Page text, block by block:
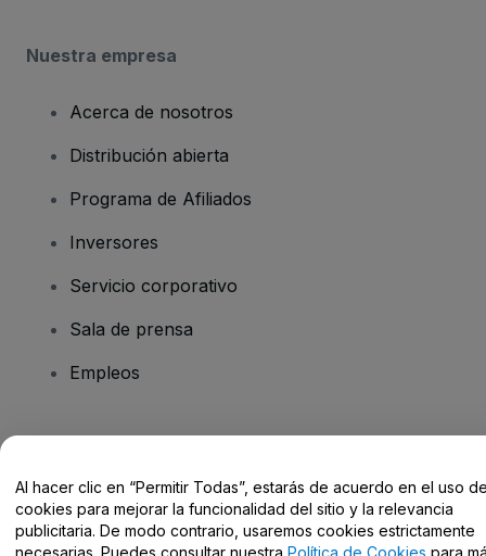
Nuestra empresa
Acerca de nosotros
Distribución abierta
Programa de Afiliados
Inversores
Servicio corporativo
Sala de prensa
Empleos
Centro de Ayuda / Contacto
Al hacer clic en “Permitir Todas”, estarás de acuerdo en el uso
cookies para mejorar la funcionalidad del sitio y la relevancia
publicitaria. De modo contrario, usaremos cookies estrictamente
necesarias. Puedes consultar nuestra Política de Cookies para